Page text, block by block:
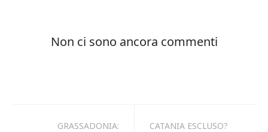
GRASSADONIA:
CATANIA ESCLUSO?